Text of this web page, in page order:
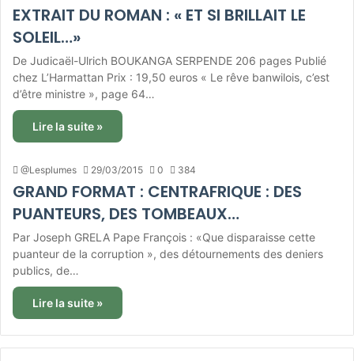
EXTRAIT DU ROMAN : « ET SI BRILLAIT LE
SOLEIL…»
De Judicaël-Ulrich BOUKANGA SERPENDE 206 pages Publié
chez L’Harmattan Prix : 19,50 euros « Le rêve banwilois, c’est
d’être ministre », page 64…
Lire la suite »
@Lesplumes 29/03/2015 0 384
GRAND FORMAT : CENTRAFRIQUE : DES
PUANTEURS, DES TOMBEAUX…
Par Joseph GRELA Pape François : «Que disparaisse cette
puanteur de la corruption », des détournements des deniers
publics, de…
Lire la suite »